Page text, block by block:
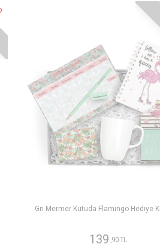
Gri Mermer Kutuda Flamingo Hediye
139 ,90 TL